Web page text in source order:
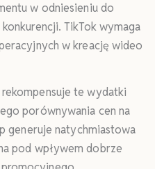
w odniesieniu do
TikTok wymaga
w kreację wideo
te wydatki
porównywania cen na
generuje natychmiastowa
pod wpływem dobrze